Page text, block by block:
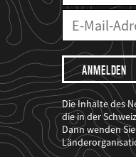
E-
Mailadresse
Mail
Adresse
Ich
möchte,
dass
der
WWF
mich
über
seine
Projekte
informiert.
Die Inhalte des
die in der
Dann wenden